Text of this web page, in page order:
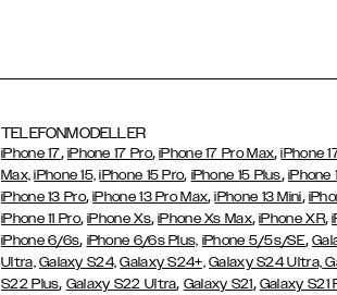
TELEFONMODELLER
iPhone 17, iPhone 17 Pro,iPhone 17 Pro Max,iPhone
Max, iPhone 15, iPhone 15 Pro, iPhone 15 Plus, iPhone
iPhone 13 Pro,iPhone 13 Pro Max,iPhone 13 Mini,
iPhone 11 Pro,iPhone Xs,iPhone Xs Max,iPhone XR,
iPhone 6/6s, iPhone 6/6s Plus, iPhone 5/5s/SE,
Ultra, Galaxy S24, Galaxy S24+, Galaxy S24 Ultra,
S22 Plus, Galaxy S22 Ultra, Galaxy S21, Galaxy S21